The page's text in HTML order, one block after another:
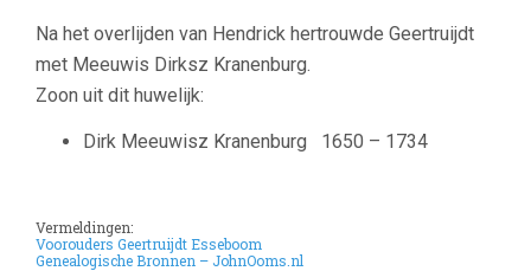
Na het overlijden van Hendrick hertrouwde Geertruijdt
met Meeuwis Dirksz Kranenburg.
Zoon uit dit huwelijk:
Dirk Meeuwisz Kranenburg 1650 – 1734
Vermeldingen:
Voorouders Geertruijdt Esseboom
Genealogische Bronnen – JohnOoms.nl